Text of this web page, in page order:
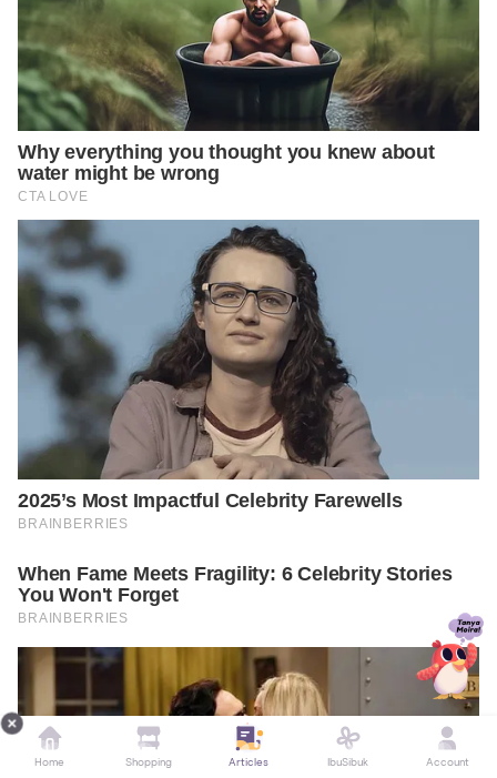
Home Shopping Articles IbuSibuk Account